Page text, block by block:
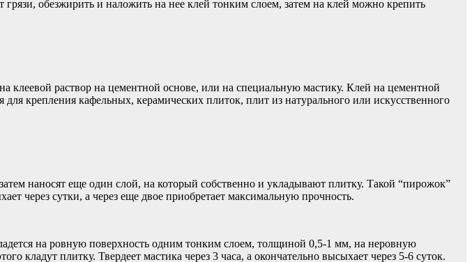
обезжирить и наложить на нее клей тонким слоем, затем на клей можно крепить
раствор на цементной основе, или на специальную мастику. Клей на цементной
крепления кафельных, керамических плиток, плит из натурального или искусственного
наносят еще один слой, на который собственно и укладывают плитку. Такой “пирожок”
через сутки, а через еще двое приобретает максимальную прочность.
на ровную поверхность одним тонким слоем, толщиной 0,5-1 мм, на неровную
кладут плитку. Твердеет мастика через 3 часа, а окончательно высыхает через 5-6 суток.